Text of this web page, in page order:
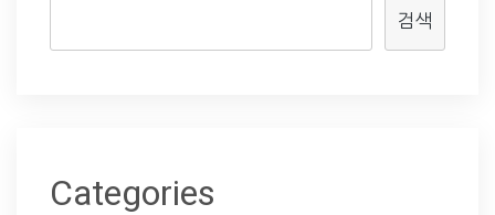
검색
Categories